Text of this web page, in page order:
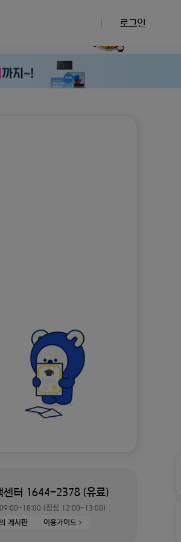
로그인
센터 1644-2378 (유료)
(점심 12:00~13:00)
게시판 이용가이드